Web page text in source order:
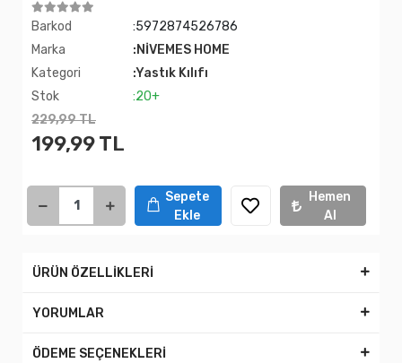
Barkod
:5972874526786
Marka
:NİVEMES HOME
Kategori
:Yastık Kılıfı
Stok
:20+
229,99 TL
199,99 TL
Sepete
Ekle
Hemen
Al
ÜRÜN ÖZELLİKLERİ
YORUMLAR
ÖDEME SEÇENEKLERİ